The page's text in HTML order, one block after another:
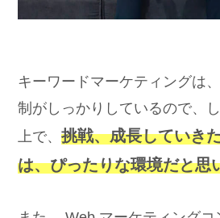
キーワードマーケティングは
制がしっかりしているので、
上で、挑戦、成長していき
は、ぴったりな環境だと思